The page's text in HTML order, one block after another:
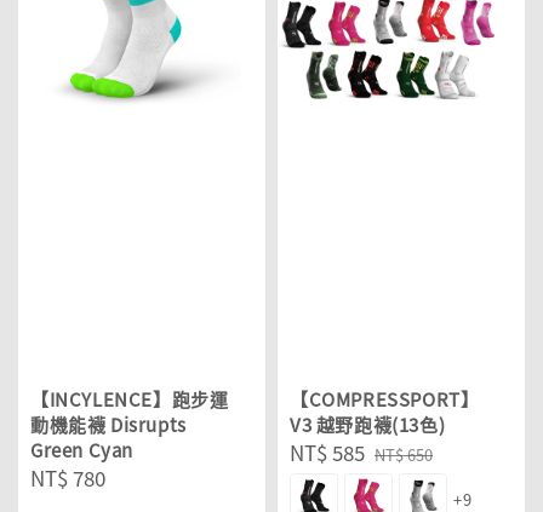
【INCYLENCE】跑步運
動機能襪 Disrupts
Green Cyan
Regular
NT$ 780
【COMPRESSPORT】
V3 越野跑襪(13色)
Sale
price
NT$ 585 Regular
price
NT$ 650
+9